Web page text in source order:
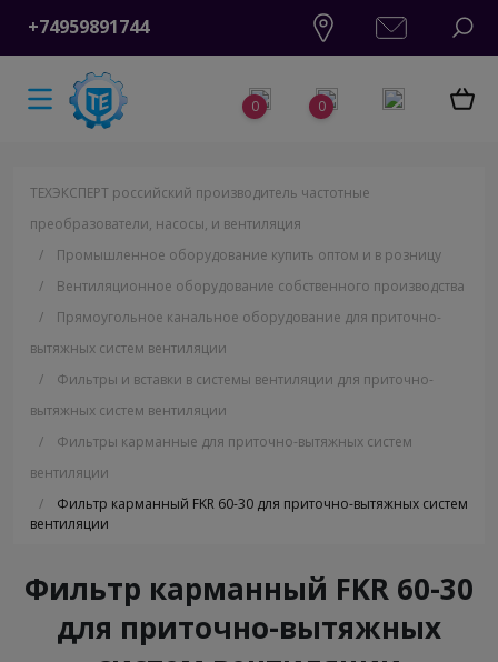
+74959891744
0 0
ТЕХЭКСПЕРТ российский производитель частотные
преобразователи, насосы, и вентиляция
/
Промышленное оборудование купить оптом и в розницу
/
Вентиляционное оборудование собственного производства
/
Прямоугольное канальное оборудование для приточно-
вытяжных систем вентиляции
/
Фильтры и вставки в системы вентиляции для приточно-
вытяжных систем вентиляции
/
Фильтры карманные для приточно-вытяжных систем
вентиляции
/
Фильтр карманный FKR 60-30 для приточно-вытяжных систем
вентиляции
Фильтр карманный FKR 60-30
для приточно-вытяжных